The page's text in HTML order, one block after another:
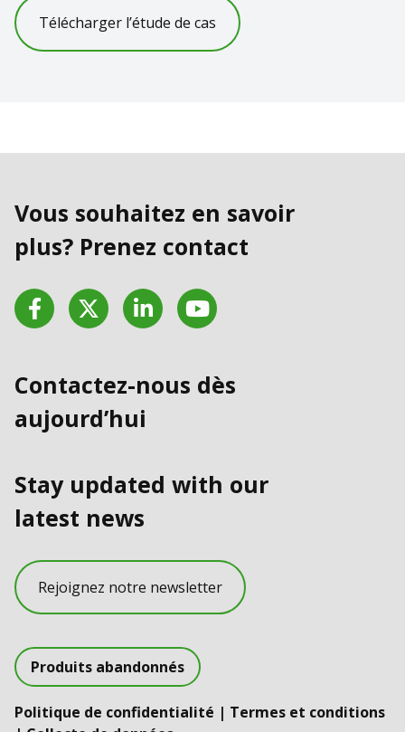
Télécharger l’étude de cas
Vous souhaitez en savoir
plus? Prenez contact
FacebookTwitter LinkedInYouTube
Contactez-nous dès
aujourd’hui
Stay updated with our
latest news
Rejoignez notre newsletter
Produits abandonnés
Politique de confidentialité | Termes et conditions